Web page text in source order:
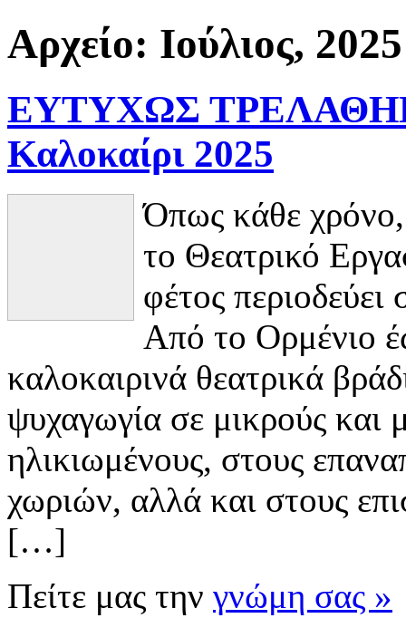
Αρχείο: Ιούλιος, 2025
ΕΥΤΥΧΩΣ
Καλοκαίρι 2025
Όπως κάθε
το Θεατρικό
φέτος
Από το Ορμένιο
καλοκαιρινά θεατρικά
ψυχαγωγία σε μικρούς και
ηλικιωμένους, στους
χωριών, αλλά και στους
[…]
Πείτε μας την γνώμη σας »